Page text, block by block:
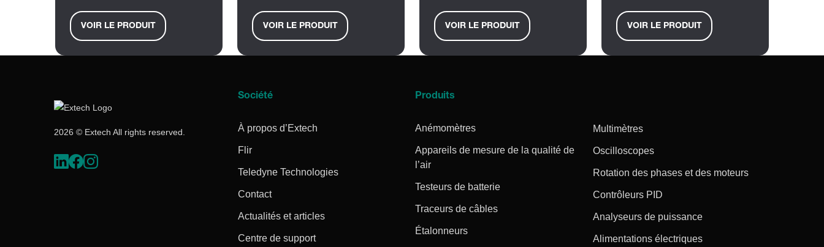
VOIR LE PRODUIT VOIR LE PRODUIT VOIR LE PRODUIT VOIR LE PRODUIT
2026 © Extech All rights reserved.
Société
À propos d’Extech
Flir
Teledyne Technologies
Contact
Actualités et articles
Centre de support
Produits
Anémomètres
Appareils de mesure de la qualité de
l’air
Testeurs de batterie
Traceurs de câbles
Étalonneurs
Multimètres
Oscilloscopes
Rotation des phases et des moteurs
Contrôleurs PID
Analyseurs de puissance
Alimentations électriques